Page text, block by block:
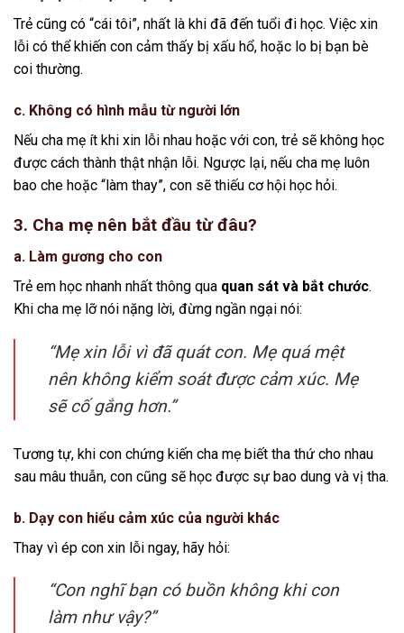
Trẻ cũng có “cái tôi”, nhất là khi đã đến tuổi đi học. Việc xin
lỗi có thể khiến con cảm thấy bị xấu hổ, hoặc lo bị bạn bè
coi thường.
c. Không có hình mẫu từ người lớn
Nếu cha mẹ ít khi xin lỗi nhau hoặc với con, trẻ sẽ không học
được cách thành thật nhận lỗi. Ngược lại, nếu cha mẹ luôn
bao che hoặc “làm thay”, con sẽ thiếu cơ hội học hỏi.
3. Cha mẹ nên bắt đầu từ đâu?
a. Làm gương cho con
Trẻ em học nhanh nhất thông qua quan sát và bắt chước.
Khi cha mẹ lỡ nói nặng lời, đừng ngần ngại nói:
“Mẹ xin lỗi vì đã quát con. Mẹ quá mệt
nên không kiểm soát được cảm xúc. Mẹ
sẽ cố gắng hơn.”
Tương tự, khi con chứng kiến cha mẹ biết tha thứ cho nhau
sau mâu thuẫn, con cũng sẽ học được sự bao dung và vị tha.
b. Dạy con hiểu cảm xúc của người khác
Thay vì ép con xin lỗi ngay, hãy hỏi:
“Con nghĩ bạn có buồn không khi con
làm như vậy?”